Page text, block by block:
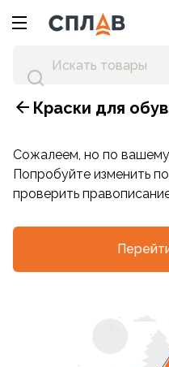
Краски для
Сожалеем, но по вашему
Попробуйте изменить
проверить